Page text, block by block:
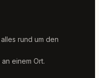
rund um den
einem Ort.